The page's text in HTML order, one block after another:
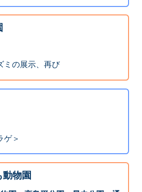
ミの展示、再び
ゲ＞
物園